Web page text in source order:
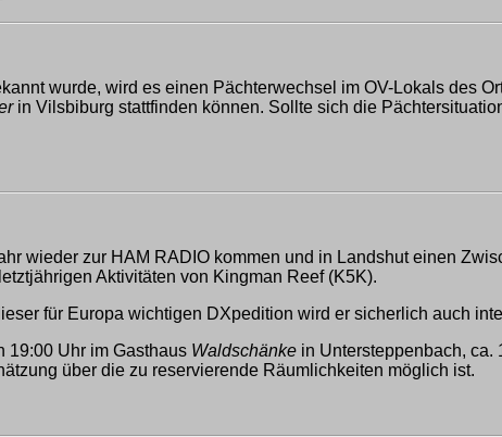
wurde, wird es einen Pächterwechsel im OV-Lokals des
in Vilsbiburg stattfinden können. Sollte sich die
wieder zur HAM RADIO kommen und in Landshut einen
Aktivitäten von Kingman Reef (K5K).
für Europa wichtigen DXpedition wird er sicherlich auch
19:00 Uhr im Gasthaus Waldschänke in Untersteppenbach, ca.
über die zu reservierende Räumlichkeiten möglich ist.